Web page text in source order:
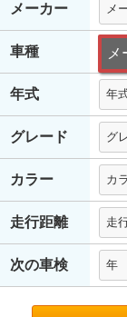
メーカー
メ
車種
年式
グレード
カラー
走行距離
次の車検